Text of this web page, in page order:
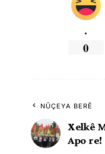
.
0
NÛÇEYA BERÊ
Xelkê
Apo re!